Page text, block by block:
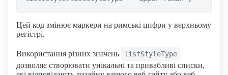
Цей код змінює маркери на римські цифри у верхньому
регістрі.
Використання різних значень listStyleType
дозволяє створювати унікальні та привабливі списки,